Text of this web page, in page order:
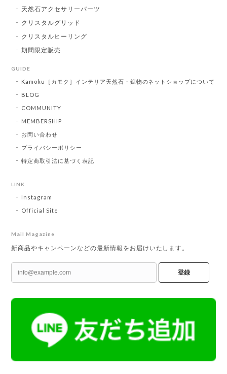
天然石アクセサリーパーツ
クリスタルグリッド
クリスタルヒーリング
期間限定販売
GUIDE
Kamoku［カモク］インテリア天然石・鉱物のネットショップについて
BLOG
COMMUNITY
MEMBERSHIP
お問い合わせ
プライバシーポリシー
特定商取引法に基づく表記
LINK
Instagram
Official Site
Mail Magazine
新商品やキャンペーンなどの最新情報をお届けいたします。
登録